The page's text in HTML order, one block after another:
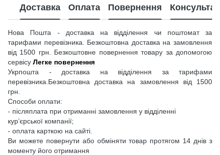
Доставка Оплата Повернення
Нова Пошта - доставка на відділення чи поштомат за
тарифами перевізника. Безкоштовна доставка на замовлення
від 1500 грн. Безкоштовне повернення товару за допомогою
сервісу Легке повернення
Укрпошта - доставка на відділення за тарифами
перевізника.Безкоштовна доставка на замовлення від 1500
грн.
Способи оплати:
- післяплата при отриманні замовлення у відділенні
кур’єрської компанії;
- оплата карткою на сайті.
Ви можете повернути або обміняти товар протягом 14 днів з
моменту його отримання